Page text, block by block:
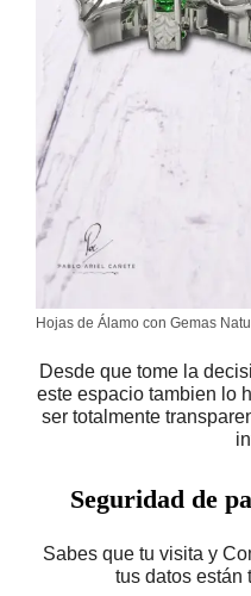
Hojas de Álamo con Gemas
Desde que tome la
este espacio tambien lo
ser totalmente
Seguridad de
Sabes que tu visita y
tus datos están